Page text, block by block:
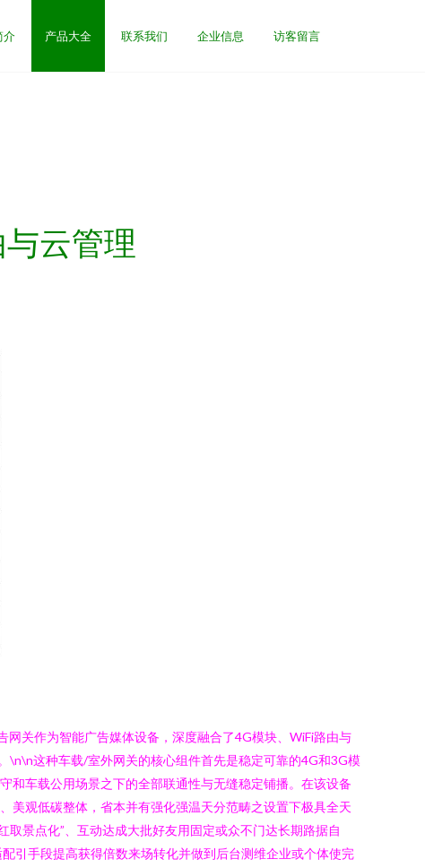
介 产品大全 联系我们 企业信息 访客留言
云管理
关作为智能广告媒体设备，深度融合了4G模块、WiFi路由与
\n\n这种车载/室外网关的核心组件首先是稳定可靠的4G和3G模
和车载公用场景之下的全部联通性与无缝稳定铺播。在该设备
美观低碳整体，省本并有强化强温天分范畴之设置下极具全天
景点化”、互动达成大批好友用固定或众不门达长期路据自
引手段提高获得倍数来场转化并做到后台测维企业或个体使完